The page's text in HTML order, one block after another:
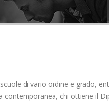
di vario ordine e grado,
contemporanea, chi ottiene il